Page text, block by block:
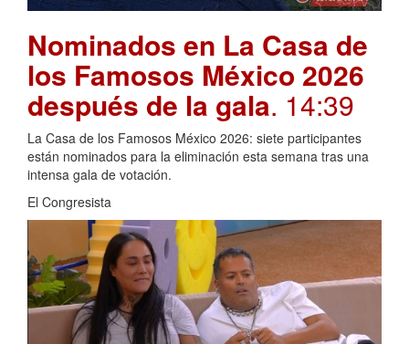
Nominados en La Casa de
los Famosos México 2026
después de la gala. 14:39
La Casa de los Famosos México 2026: siete participantes
están nominados para la eliminación esta semana tras una
intensa gala de votación.
El Congresista